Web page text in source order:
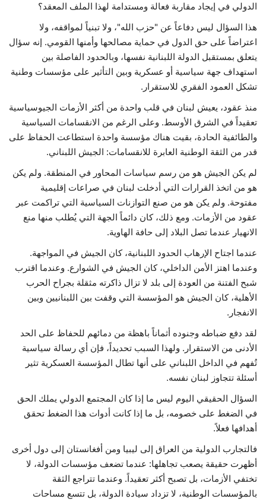
الدولي في إيجاد مقاربة فعالة ومستدامة لهذا الملف المعقد؟
هذا السؤال ليس دفاعاً عن "حزب الله"، ولا تبنياً لمواقفه، ولا
اعتراضاً على حق الدول في حماية مصالحها وأمنها القومي. إنه سؤال
يتعلق بمستقبل الدولة اللبنانية نفسها، وبالحدود الفاصلة بين
استهداف جهة سياسية أو عسكرية وبين التأثير على مؤسسات وطنية
تشكل العمود الفقري للاستقرار.
منذ عقود، يعيش لبنان في قلب واحدة من أكثر الأزمات الجيوسياسية
تعقيداً في الشرق الأوسط. وعلى الرغم من الانقسامات السياسية
والطائفية الحادة، بقيت هناك مؤسسة واحدة استطاعت الحفاظ على
قدر من الثقة الوطنية العابرة للانقسامات: الجيش اللبناني.
لم يكن الجيش هو من رسم سياسات المحاور في المنطقة. ولم يكن
هو من اتخذ القرارات التي أدخلت لبنان في صراعات إقليمية
مفتوحة. ولم يكن هو من صنع التوازنات السياسية التي تراكمت عبر
عقود من الأزمات. ومع ذلك، كان دائماً الجهة التي يُطلب منها منع
الانهيار عندما تصل البلاد إلى حافة الهاوية.
عندما اجتاح الإرهاب الحدود اللبنانية، كان الجيش في المواجهة.
وعندما اهتز الأمن الداخلي، كان الجيش في الشوارع. وعندما اقترب
شبح الفتنة من العودة إلى بلد لا تزال ذاكرته مثقلة بجراح الحرب
الأهلية، كان الجيش هو المؤسسة التي وقفت بين اللبنانيين وبين
الانفجار.
لقد دفع ضباطه وجنوده أثماناً باهظة من دمائهم للحفاظ على الحد
الأدنى من الاستقرار. ولهذا السبب تحديداً، فإن أي رسالة سياسية
تُفهم في الداخل اللبناني على أنها تطال المؤسسة العسكرية تثير
أسئلة تتجاوز لبنان نفسه.
السؤال الحقيقي اليوم ليس ما إذا كان المجتمع الدولي يملك الحق
في الضغط على خصومه، بل ما إذا كانت أدوات هذا الضغط تحقق
أهدافها فعلاً.
فالتجارب الدولية من العراق إلى ليبيا ومن أفغانستان إلى دول أخرى
أظهرت حقيقة يصعب تجاهلها: عندما تضعف مؤسسات الدولة، لا
تختفي الأزمات، بل تصبح أكثر تعقيداً. وعندما تتراجع الثقة
بالمؤسسات الوطنية، لا تزداد سيادة الدولة، بل تتسع مساحات